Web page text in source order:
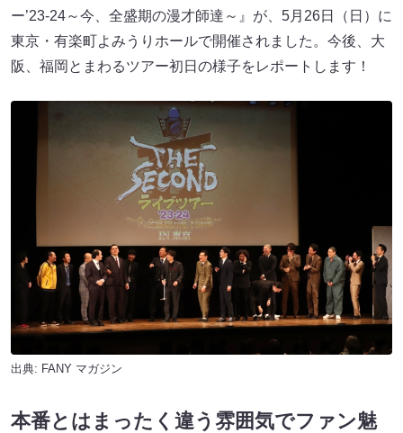
ー’23-24～今、全盛期の漫才師達～』が、5月26日（日）に
東京・有楽町よみうりホール​​で開催されました。今後、大
阪、福岡とまわるツアー初日の様子をレポートします！
出典: FANY マガジン
本番とはまったく違う雰囲気でファン魅